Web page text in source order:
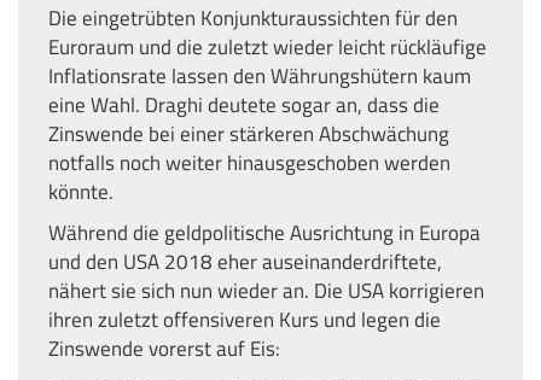
Die eingetrübten Konjunkturaussichten für den
Euroraum und die zuletzt wieder leicht rückläufige
Inflationsrate lassen den Währungshütern kaum
eine Wahl. Draghi deutete sogar an, dass die
Zinswende bei einer stärkeren Abschwächung
notfalls noch weiter hinausgeschoben werden
könnte.
Während die geldpolitische Ausrichtung in Europa
und den USA 2018 eher auseinanderdriftete,
nähert sie sich nun wieder an. Die USA korrigieren
ihren zuletzt offensiveren Kurs und legen die
Zinswende vorerst auf Eis: